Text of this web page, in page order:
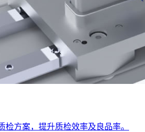
检方案，提升质检效率及良品率。